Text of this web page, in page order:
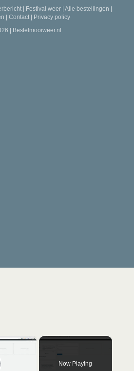
| Festival weer| Alle bestellingen |
| Contact | Privacy policy
| Bestelmooiweer.nl
×
Now Playing